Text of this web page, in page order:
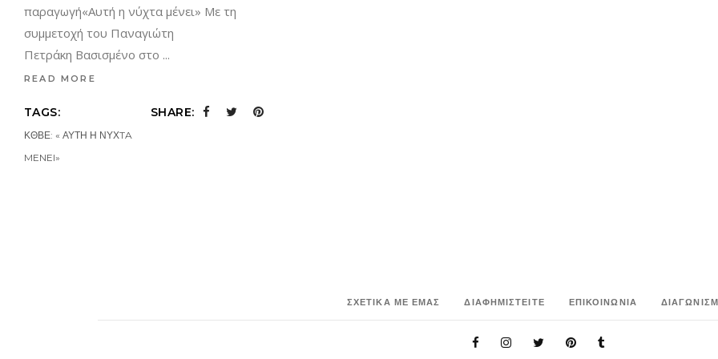
παραγωγή«Αυτή η νύχτα μένει» Με τη
συμμετοχή του Παναγιώτη
Πετράκη Bασισμένο στο
READ MORE
TAGS:
ΚΘΒΕ: « ΑΥΤΗ Η ΝΥΧTA
MENEI»
SHARE:
ΣΧΕΤΙΚΑ ΜΕ ΕΜΑΣ ΔΙΑΦΗΜΙΣΤΕΙΤΕ ΕΠΙΚΟΙΝΩΝΙΑ